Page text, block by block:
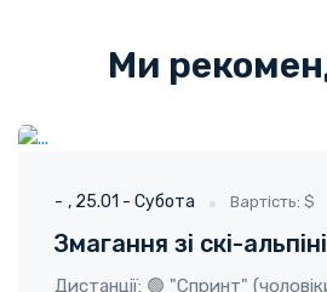
Ми
- 25.01 - Субота Вартість: $
Змагання зі скі-
Дистанції: 🟢 "Спринт"